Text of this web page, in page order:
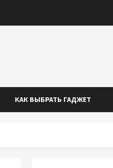
КАК ВЫБРАТЬ ГАДЖЕТ